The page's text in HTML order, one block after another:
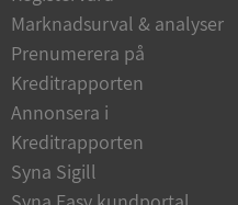
Marknadsurval & analyser
Prenumerera på
Kreditrapporten
Annonsera i
Kreditrapporten
Syna Sigill
Namn